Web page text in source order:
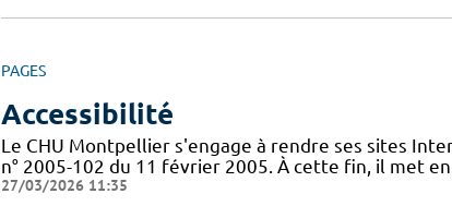
PAGES
Accessibilité
Le CHU Montpellier s'engage à rendre ses sites
n° 2005-102 du 11 février 2005. À cette fin, il met
27/03/2026 11:35